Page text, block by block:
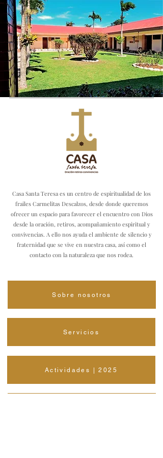
Casa Santa Teresa es un centro de espiritualidad de los
frailes Carmelitas Descalzos, desde donde queremos
ofrecer un espacio para favorecer el encuentro con Dios
desde la oración, retiros, acompañamiento espiritual y
convivencias. A ello nos ayuda el ambiente de silencio y
fraternidad que se vive en nuestra casa, así como el
contacto con la naturaleza que nos rodea.
Sobre nosotros
Servicios
Actividades | 2025